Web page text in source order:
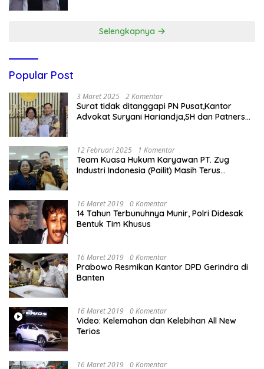
Selengkapnya
Popular Post
3 Maret 2025 2 Komentar
Surat tidak ditanggapi PN Pusat,Kantor
Advokat Suryani Hariandja,SH dan Patners
12 Februari 2025 1 Komentar
Team Kuasa Hukum Karyawan PT. Zug
Industri Indonesia (Pailit) Masih Terus
16 Maret 2019 0 Komentar
14 Tahun Terbunuhnya Munir, Polri Didesak
Bentuk Tim Khusus
16 Maret 2019 0 Komentar
Prabowo Resmikan Kantor DPD Gerindra di
Banten
16 Maret 2019 0 Komentar
Video: Kelemahan dan Kelebihan All New
Terios
16 Maret 2019 0 Komentar